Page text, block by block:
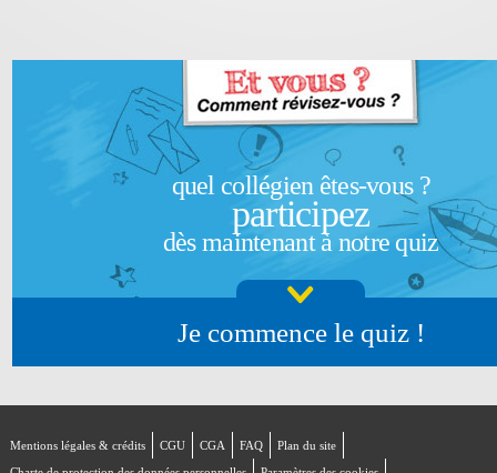
quel collégien êtes-vous ?
participez
dès maintenant à notre quiz
Je commence le quiz !
Mentions légales & crédits CGU CGA FAQ
Plan du site